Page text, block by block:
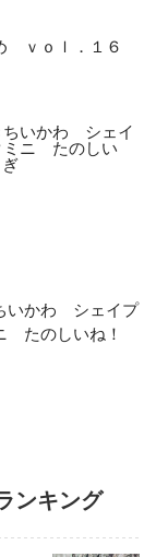
ｖｏｌ．１６
いかわ シェイプ
たのしいね！
ンキング